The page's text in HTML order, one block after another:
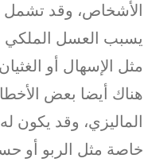
الأشخاص، وقد
يسبب العسل الملكي
مثل الإسهال أو
هناك أيضا بعض
الماليزي، وقد يكون
خاصة مثل الربو أو